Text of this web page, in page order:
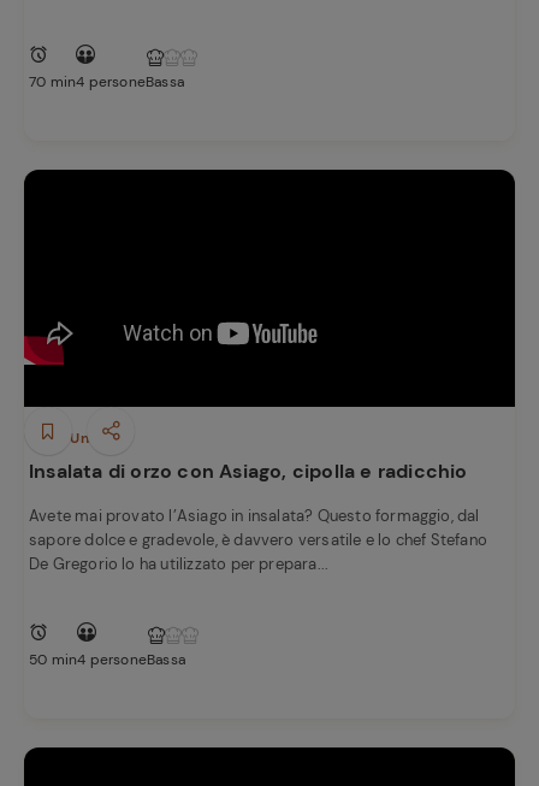
70 min4 personeBassa
Piatti Unici
Insalata di orzo con Asiago, cipolla e radicchio
Avete mai provato l’Asiago in insalata? Questo formaggio, dal
sapore dolce e gradevole, è davvero versatile e lo chef Stefano
De Gregorio lo ha utilizzato per prepara...
50 min4 personeBassa
Ricette
preferite